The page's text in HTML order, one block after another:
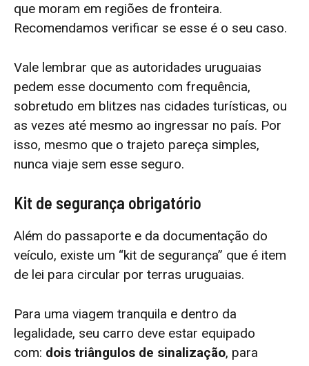
que moram em regiões de fronteira.
Recomendamos verificar se esse é o seu caso.
Vale lembrar que as autoridades uruguaias
pedem esse documento com frequência,
sobretudo em blitzes nas cidades turísticas, ou
as vezes até mesmo ao ingressar no país. Por
isso, mesmo que o trajeto pareça simples,
nunca viaje sem esse seguro.
Kit de segurança obrigatório
Além do passaporte e da documentação do
veículo, existe um “kit de segurança” que é item
de lei para circular por terras uruguaias.
Para uma viagem tranquila e dentro da
legalidade, seu carro deve estar equipado
com: dois triângulos de sinalização, para